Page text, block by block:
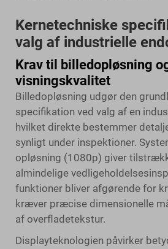
Kernetechniske
valg af industrielle
Krav til billedopløsning
visningskvalitet
Billedopløsning udgør den
specifikation ved valg af en
hvilket direkte bestemmer
synligt under inspektioner.
opløsning (1080p) giver
almindelige
funktioner bliver afgørende for
kræver præcise dimensionelle
af overfladetekstur.
Displayteknologien påvirker